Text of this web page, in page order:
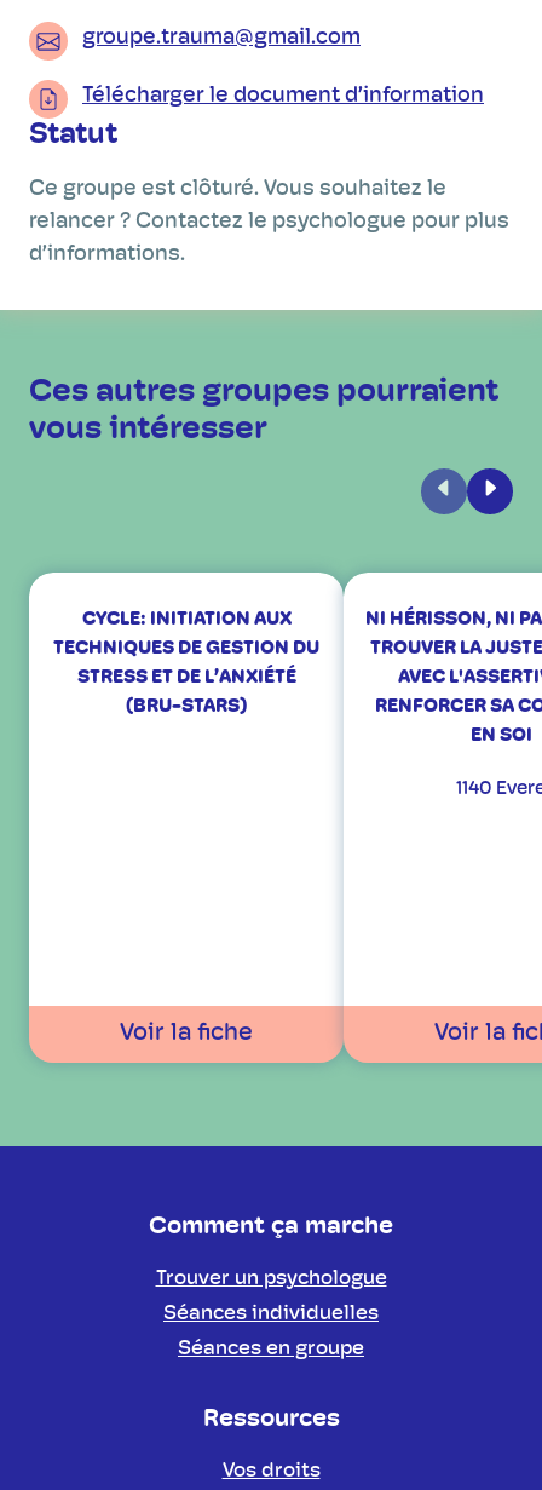
groupe.trauma@gmail.com
Télécharger le document d’information
Statut
Ce groupe est clôturé. Vous souhaitez le
relancer ? Contactez le psychologue pour plus
d’informations.
Ces autres groupes pourraient
vous intéresser
Précédent
CYCLE: INITIATION AUX
TECHNIQUES DE GESTION DU
STRESS ET DE L’ANXIÉTÉ
(BRU-STARS)
Voir la fiche
NI HÉRISSON, NI
TROUVER LA
AVEC
RENFORCER SA
EN SOI
1140
Voir la
Comment ça marche
Trouver un psychologue
Séances individuelles
Séances en groupe
Ressources
Vos droits